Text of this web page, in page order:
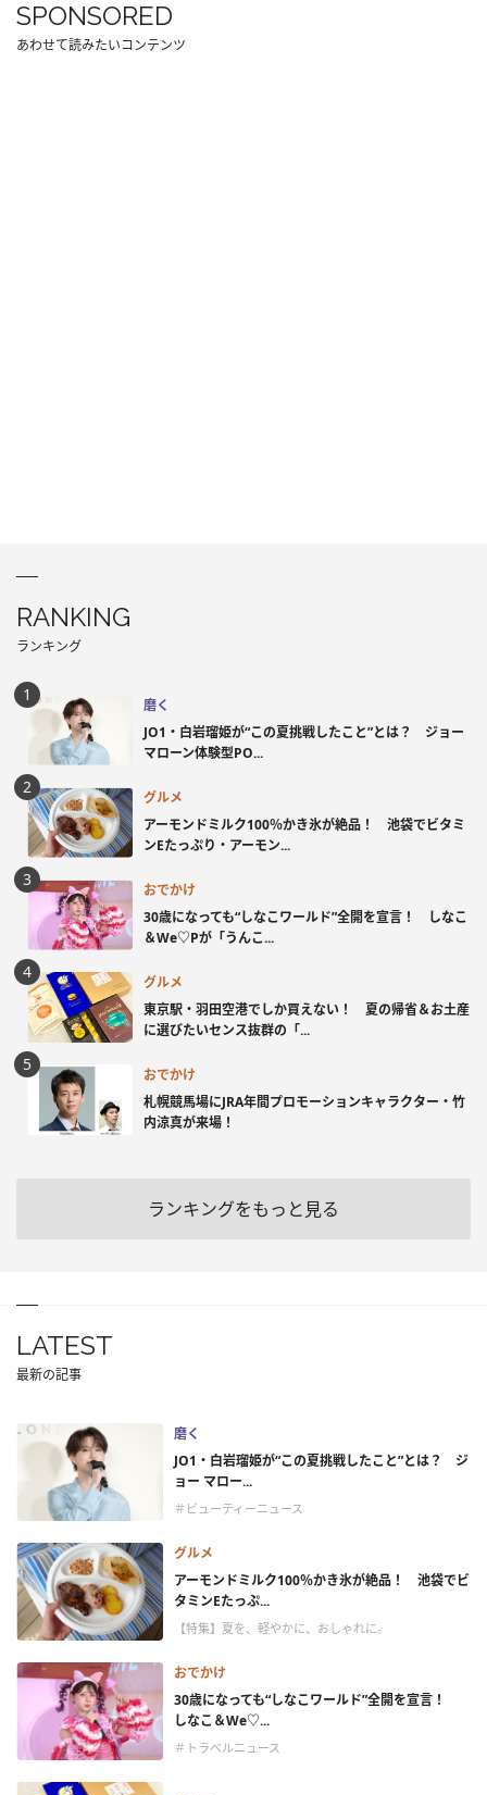
SPONSORED
あわせて読みたいコンテンツ
RANKING
ランキング
磨く
JO1・白岩瑠姫が“この夏挑戦したこと”とは？ ジョー
マローン体験型PO...
グルメ
アーモンドミルク100％かき氷が絶品！ 池袋でビタミ
ンEたっぷり・アーモン...
おでかけ
30歳になっても“しなこワールド”全開を宣言！ しなこ
＆We♡Pが「うんこ...
グルメ
東京駅・羽田空港でしか買えない！ 夏の帰省＆お土産
に選びたいセンス抜群の「...
おでかけ
札幌競馬場にJRA年間プロモーションキャラクター・竹
内涼真が来場！
ランキングをもっと見る
LATEST
最新の記事
磨く
JO1・白岩瑠姫が“この夏挑戦したこと”とは？ ジ
ョー マロー...
＃ビューティーニュース
グルメ
アーモンドミルク100％かき氷が絶品！ 池袋でビ
タミンEたっぷ...
【特集】夏を、軽やかに、おしゃれに。
おでかけ
30歳になっても“しなこワールド”全開を宣言！
しなこ＆We♡...
＃トラベルニュース